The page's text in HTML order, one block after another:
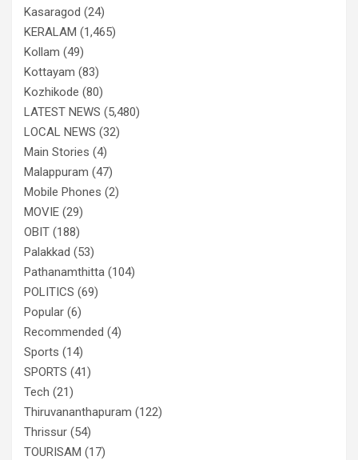
Kasaragod (24)
KERALAM (1,465)
Kollam (49)
Kottayam (83)
Kozhikode (80)
LATEST NEWS (5,480)
LOCAL NEWS (32)
Main Stories (4)
Malappuram (47)
Mobile Phones (2)
MOVIE (29)
OBIT (188)
Palakkad (53)
Pathanamthitta (104)
POLITICS (69)
Popular (6)
Recommended (4)
Sports (14)
SPORTS (41)
Tech (21)
Thiruvananthapuram (122)
Thrissur (54)
TOURISAM (17)